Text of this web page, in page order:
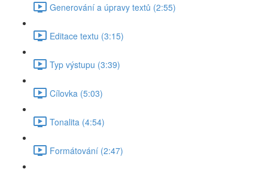
Generování a úpravy textů (2:55)
Editace textu (3:15)
Typ výstupu (3:39)
Cílovka (5:03)
Tonalita (4:54)
Formátování (2:47)